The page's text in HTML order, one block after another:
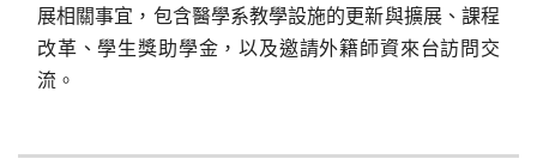
展相關事宜，包含醫學系教學設施的更新與擴展、課程
改革、學生獎助學金，以及邀請外籍師資來台訪問交
流 。